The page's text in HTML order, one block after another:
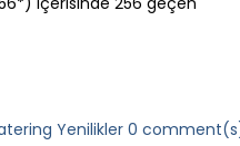
Yenilikler 0